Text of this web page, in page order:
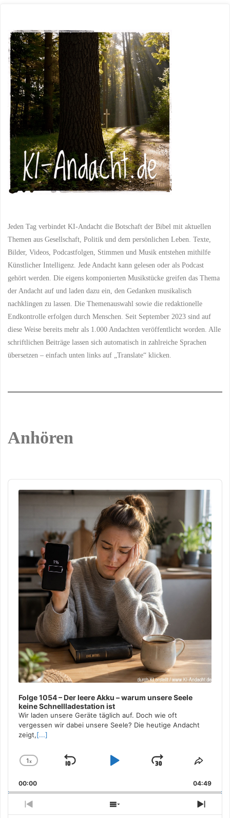
schließen
–
vertraue
auf
die,
die
Gott
öffnet"
Jeden Tag verbindet KI-Andacht die Botschaft der Bibel mit aktuellen
Themen aus Gesellschaft, Politik und dem persönlichen Leben. Texte,
Bilder, Videos, Podcastfolgen, Stimmen und Musik entstehen mithilfe
Künstlicher Intelligenz. Jede Andacht kann gelesen oder als Podcast
gehört werden. Die eigens komponierten Musikstücke greifen das Thema
der Andacht auf und laden dazu ein, den Gedanken musikalisch
nachklingen zu lassen. Die Themenauswahl sowie die redaktionelle
Endkontrolle erfolgen durch Menschen. Seit September 2023 sind auf
diese Weise bereits mehr als 1.000 Andachten veröffentlicht worden. Alle
schriftlichen Beiträge lassen sich automatisch in zahlreiche Sprachen
übersetzen – einfach unten links auf „Translate“ klicken.
Anhören
Audio
Player
Folge 1054 – Der leere Akku – warum unsere Seele
keine Schnellladestation ist
Wir laden unsere Geräte täglich auf. Doch wie oft
vergessen wir dabei unsere Seele? Die heutige Andacht
zeigt,[...]
Change
Rate
1x
Skip
Play
Jump
Forward
Share
00:00 04:49
Previous
Show
Next